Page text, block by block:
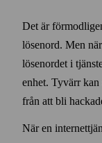
Det är
lösen­ord. Men
lösen­ordet i
enhet. Tyvärr kan
från att bli
När en